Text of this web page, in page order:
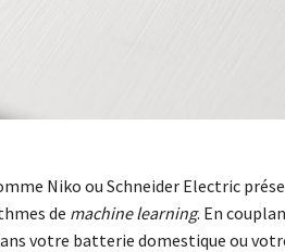
Niko ou Schneider Electric
de machine learning. En
votre batterie domestique ou